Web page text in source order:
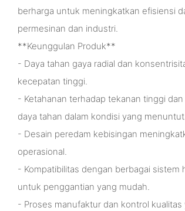
berharga untuk meningkatkan efisiensi
permesinan dan industri.
**Keunggulan Produk**
- Daya tahan gaya radial dan
kecepatan tinggi.
- Ketahanan terhadap tekanan tinggi
daya tahan dalam kondisi yang
- Desain peredam kebisingan
operasional.
- Kompatibilitas dengan berbagai
untuk penggantian yang mudah.
- Proses manufaktur dan kontrol